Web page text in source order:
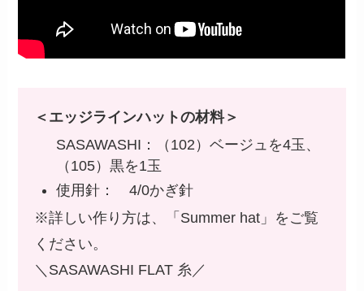
＜エッジラインハットの材料＞
SASAWASHI：（102）ベージュを4玉、
（105）黒を1玉
使用針： 4/0かぎ針
※詳しい作り方は、「Summer hat」をご覧
ください。
＼SASAWASHI FLAT 糸／